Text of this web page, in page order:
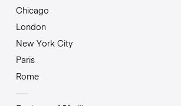
Chicago
London
New York City
Paris
Rome